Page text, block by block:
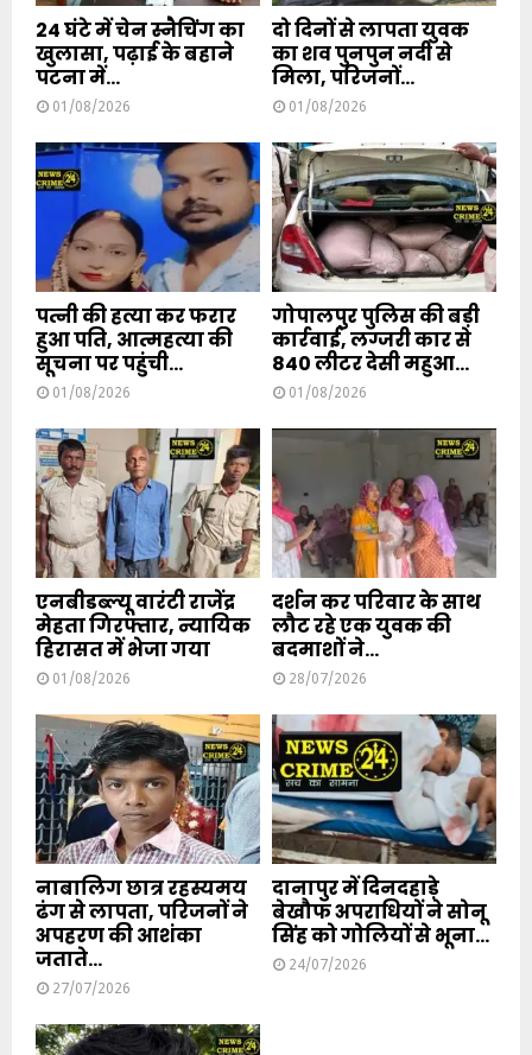
24 घंटे में चेन स्नैचिंग का
खुलासा, पढ़ाई के बहाने
पटना में...
01/08/2026
दो दिनों से लापता युवक
का शव पुनपुन नदी से
मिला, परिजनों...
01/08/2026
पत्नी की हत्या कर फरार
हुआ पति, आत्महत्या की
सूचना पर पहुंची...
01/08/2026
गोपालपुर पुलिस की बड़ी
कार्रवाई, लग्जरी कार से
840 लीटर देसी महुआ...
01/08/2026
एनबीडब्ल्यू वारंटी राजेंद्र
मेहता गिरफ्तार, न्यायिक
हिरासत में भेजा गया
01/08/2026
दर्शन कर परिवार के साथ
लौट रहे एक युवक की
बदमाशों ने...
28/07/2026
नाबालिग छात्र रहस्यमय
ढंग से लापता, परिजनों ने
अपहरण की आशंका
जताते...
27/07/2026
दानापुर में दिनदहाड़े
बेखौफ अपराधियों ने सोनू
सिंह को गोलियों से भूना...
24/07/2026